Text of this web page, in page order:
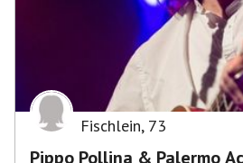
Fischlein, 73
Pippo Pollina & Palermo